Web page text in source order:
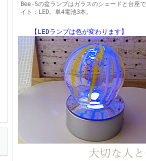
Bee-Sの盆ランプはガラスのシェードと台座
イト：LED。単4電池3本。
【LEDランプは色が変わります】